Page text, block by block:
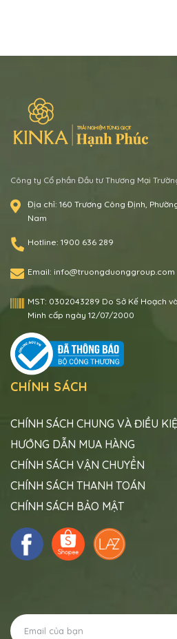
Công ty Cổ phần Đầu tư Thương Mại
Địa chỉ: 160 Trương Công Định,
Nam
Hotline: 1900 636 289
Email: info@truongduonggroup.com
MST: 0302043289 Do Sở Kế Hoạch
Minh cấp ngày 12/07/2000
CHÍNH SÁCH
CHÍNH SÁCH CHUNG VÀ ĐIỀU
HƯỚNG DẪN MUA HÀNG
CHÍNH SÁCH VẬN CHUYỂN
CHÍNH SÁCH THANH TOÁN
CHÍNH SÁCH BẢO MẬT